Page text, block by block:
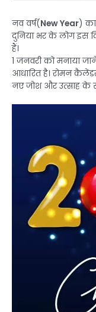
नव वर्ष(New Year) का
दुनिया भर के लोग इस
हैं।
1 जनवरी को मनाया
आधारित है। रोमन
नए जोश और उत्साह के